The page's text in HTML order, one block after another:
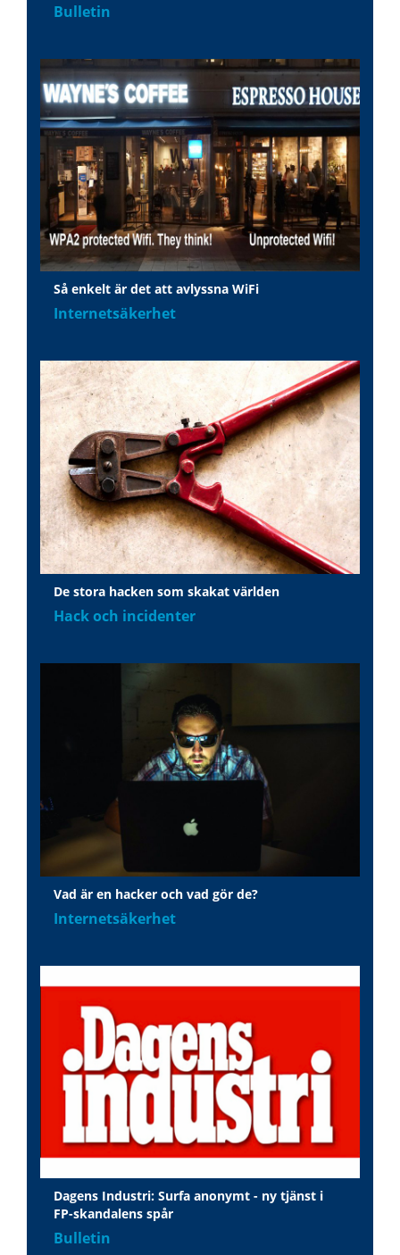
Bulletin
Så enkelt är det att avlyssna WiFi
Internetsäkerhet
De stora hacken som skakat världen
Hack och incidenter
Vad är en hacker och vad gör de?
Internetsäkerhet
Dagens Industri: Surfa anonymt - ny tjänst i
FP-skandalens spår
Bulletin